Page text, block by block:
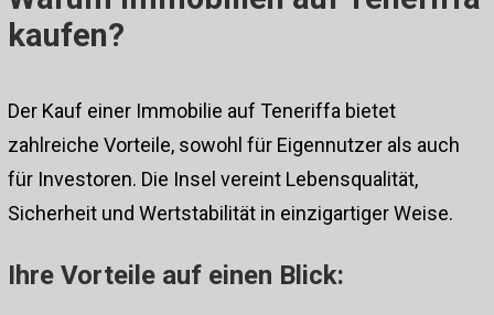
kaufen?
Der Kauf einer Immobilie auf Teneriffa bietet
zahlreiche Vorteile, sowohl für Eigennutzer als auch
für Investoren. Die Insel vereint Lebensqualität,
Sicherheit und Wertstabilität in einzigartiger Weise.
Ihre Vorteile auf einen Blick: